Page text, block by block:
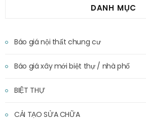
DANH MỤC
Báo giá nội thất chung cư
Báo giá xây mới biệt thự / nhà phố
BIỆT THỰ
CẢI TẠO SỬA CHỮA